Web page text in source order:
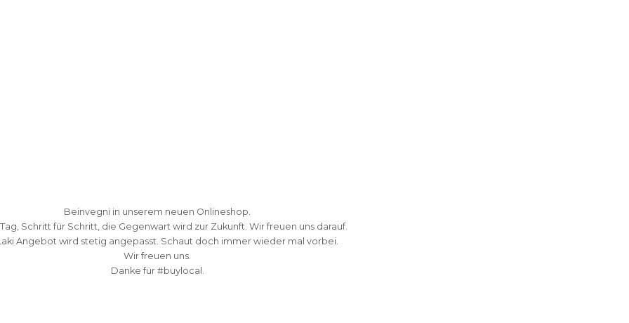
Beinvegni in unserem neuen Onlineshop.
Schritt für Schritt, die Gegenwart wird zur Zukunft. Wir freuen uns darauf.
Angebot wird stetig angepasst. Schaut doch immer wieder mal vorbei.
Wir freuen uns.
Danke für #buylocal.